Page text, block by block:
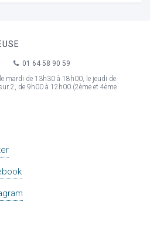
01 64 58 90 59
mardi de 13h30 à 18h00, le jeudi de
2, de 9h00 à 12h00 (2ème et 4ème